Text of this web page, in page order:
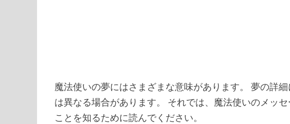
魔法使いの夢にはさまざまな意味があります。 夢の詳
は異なる場合があります。 それでは、魔法使いのメッ
ことを知るために読んでください。